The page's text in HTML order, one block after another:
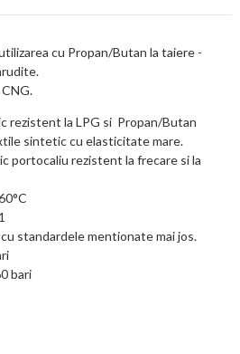
cu Propan/Butan la taiere -
rezistent la LPG si Propan/Butan
sintetic cu elasticitate mare.
portocaliu rezistent la frecare si la
standardele mentionate mai jos.
bari